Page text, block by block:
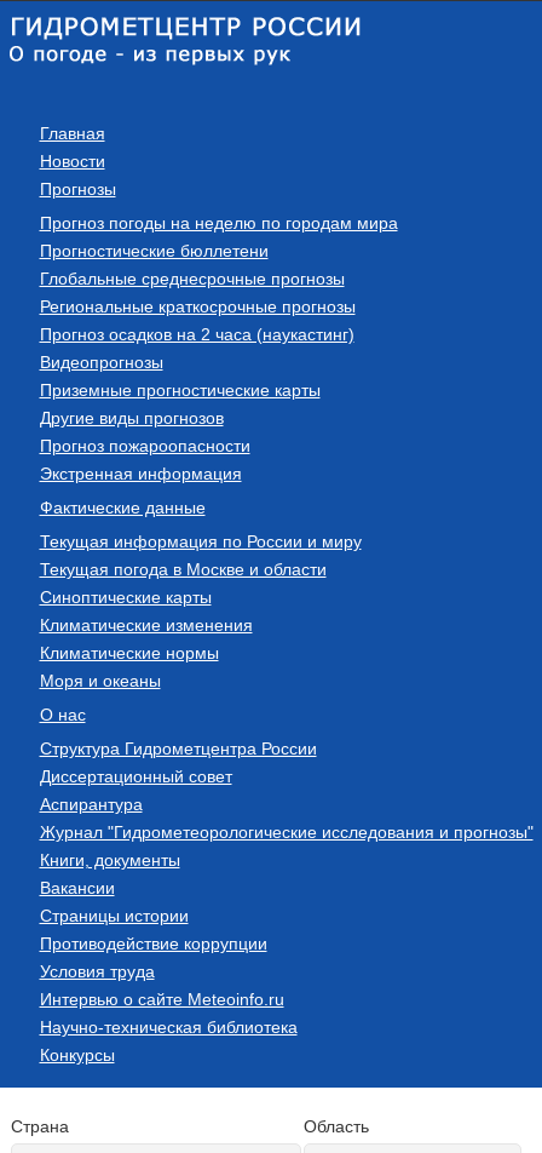
Главная
Новости
Прогнозы
Прогноз погоды на неделю по городам мира
Прогностические бюллетени
Глобальные среднесрочные прогнозы
Региональные краткосрочные прогнозы
Прогноз осадков на 2 часа (наукастинг)
Видеопрогнозы
Приземные прогностические карты
Другие виды прогнозов
Прогноз пожароопасности
Экстренная информация
Фактические данные
Текущая информация по России и миру
Текущая погода в Москве и области
Синоптические карты
Климатические изменения
Климатические нормы
Моря и океаны
О нас
Структура Гидрометцентра России
Диссертационный совет
Аспирантура
Журнал "Гидрометеорологические исследования и прогнозы"
Книги, документы
Вакансии
Страницы истории
Противодействие коррупции
Условия труда
Интервью о сайте Meteoinfo.ru
Научно-техническая библиотека
Конкурсы
Страна Область